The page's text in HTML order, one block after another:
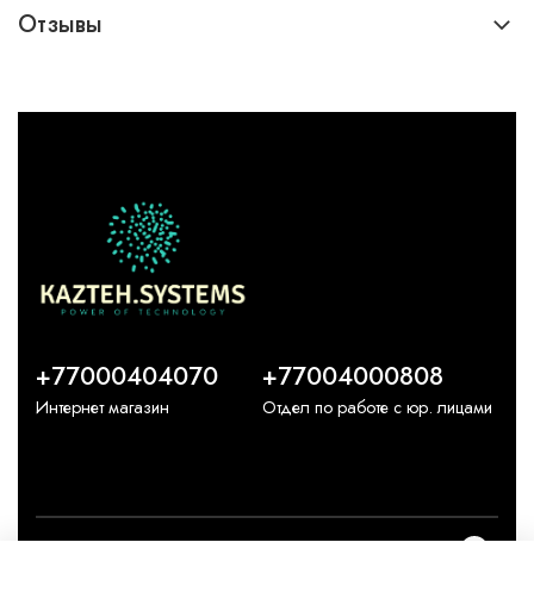
Отзывы
+77000404070
Интернет магазин
+77004000808
Отдел по работе с юр. лицами